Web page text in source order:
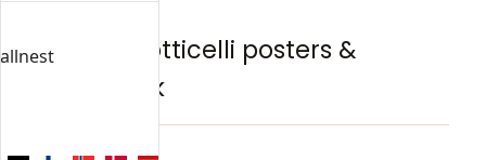
Sandro Botticelli posters &
konsttryck